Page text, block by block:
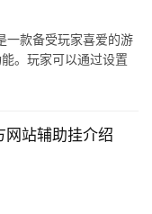
一款备受玩家喜爱的游
。玩家可以通过设置
站辅助挂介绍